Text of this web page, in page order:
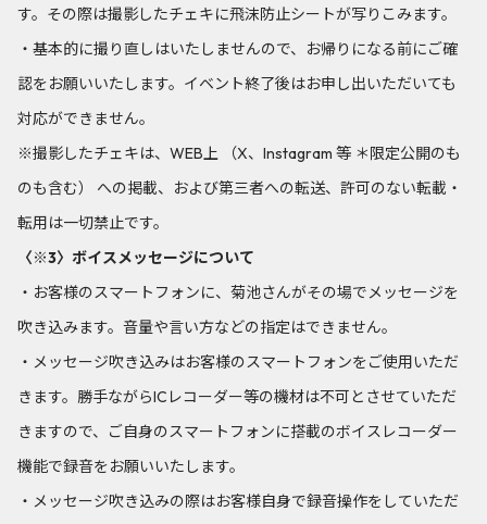
す。その際は撮影したチェキに飛沫防止シートが写りこみます。
・基本的に撮り直しはいたしませんので、お帰りになる前にご確
認をお願いいたします。イベント終了後はお申し出いただいても
対応ができません。
※撮影したチェキは、WEB上 （X、Instagram 等 ＊限定公開のも
のも含む） への掲載、および第三者への転送、許可のない転載・
転用は一切禁止です。
〈※3〉ボイスメッセージについて
・お客様のスマートフォンに、菊池さんがその場でメッセージを
吹き込みます。音量や言い方などの指定はできません。
・メッセージ吹き込みはお客様のスマートフォンをご使用いただ
きます。勝手ながらICレコーダー等の機材は不可とさせていただ
きますので、ご自身のスマートフォンに搭載のボイスレコーダー
機能で録音をお願いいたします。
・メッセージ吹き込みの際はお客様自身で録音操作をしていただ